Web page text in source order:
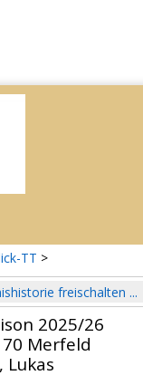
TT >
freischalten ...
2025/26
70 Merfeld
Lukas